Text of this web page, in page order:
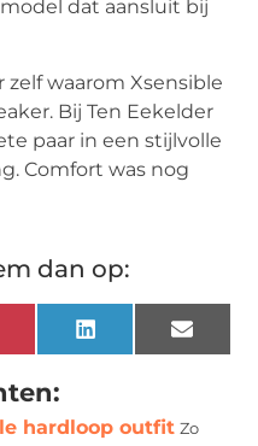
dat aansluit bij
zelf waarom Xsensible
Bij Ten Eekelder
paar in een stijlvolle
Comfort was nog
dan op:
LinkedIn Email
hardloop outfit Zo